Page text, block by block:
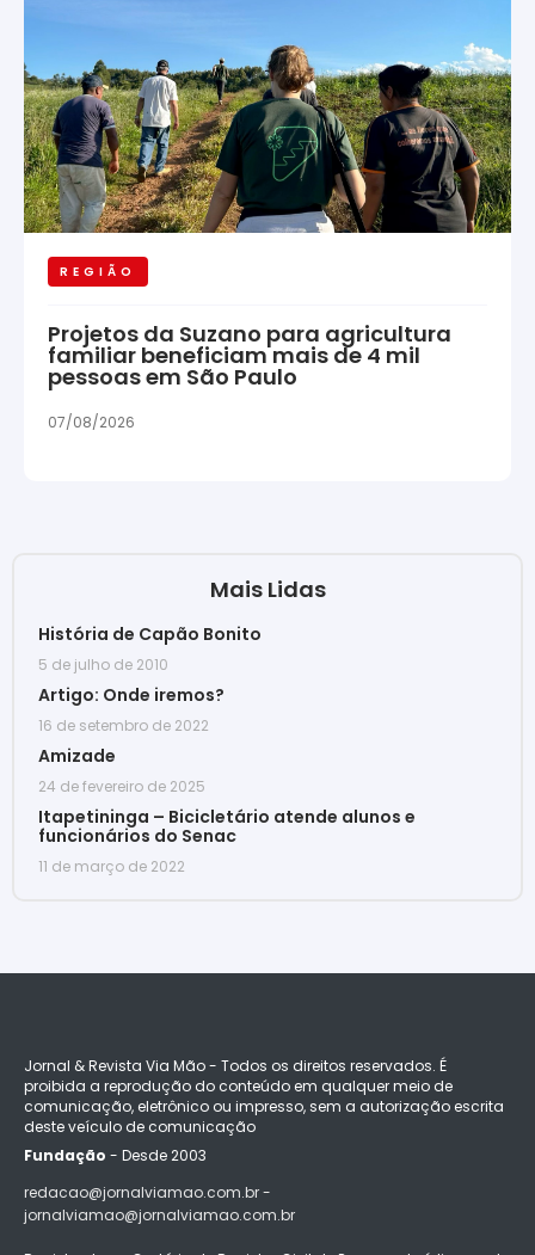
REGIÃO
Projetos da Suzano para agricultura
familiar beneficiam mais de 4 mil
pessoas em São Paulo
07/08/2026
Mais Lidas
História de Capão Bonito
5 de julho de 2010
Artigo: Onde iremos?
16 de setembro de 2022
Amizade
24 de fevereiro de 2025
Itapetininga – Bicicletário atende alunos e
funcionários do Senac
11 de março de 2022
Jornal & Revista Via Mão - Todos os direitos reservados. É
proibida a reprodução do conteúdo em qualquer meio de
comunicação, eletrônico ou impresso, sem a autorização escrita
deste veículo de comunicação
Fundação - Desde 2003
redacao@jornalviamao.com.br -
jornalviamao@jornalviamao.com.br